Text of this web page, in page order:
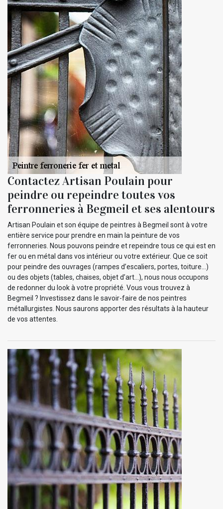
Contactez Artisan Poulain pour
peindre ou repeindre toutes vos
ferronneries à Begmeil et ses alentours
Artisan Poulain et son équipe de peintres à Begmeil sont à votre
entière service pour prendre en main la peinture de vos
ferronneries. Nous pouvons peindre et repeindre tous ce qui est en
fer ou en métal dans vos intérieur ou votre extérieur. Que ce soit
pour peindre des ouvrages (rampes d’escaliers, portes, toiture…)
ou des objets (tables, chaises, objet d’art…), nous nous occupons
de redonner du look à votre propriété. Vous vous trouvez à
Begmeil ? Investissez dans le savoir-faire de nos peintres
métallurgistes. Nous saurons apporter des résultats à la hauteur
de vos attentes.